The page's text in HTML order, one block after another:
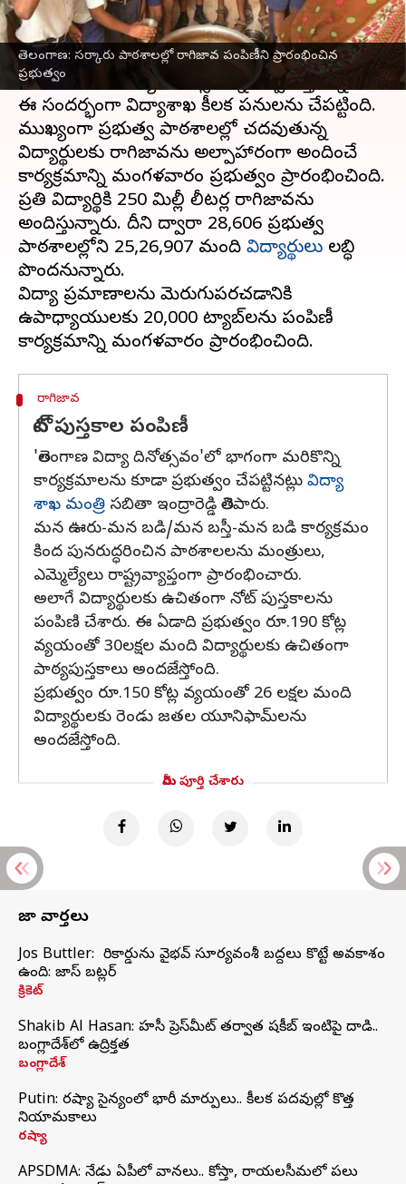
తెలంగాణ: సర్కారు పాఠశాలల్లో రాగి‌జావ పంపిణీని ప్రారంభించిన
ప్రభుత్వం
ఈ వార్తాకథనం ఏంటి
తెలంగాణ ఆవిర్భావ దశాబ్ది ఉత్సవాల్లో భాగంగా
మంగళవారం విద్యా దినోత్సవాన్ని నిర్వహిస్తున్నారు.
ఈ సందర్భంగా విద్యాశాఖ కీలక పనులను చేపట్టింది.
ముఖ్యంగా ప్రభుత్వ పాఠశాలల్లో చదవుతున్న
విద్యార్థులకు రాగిజావను అల్పాహారంగా అందించే
కార్యక్రమాన్ని మంగళవారం ప్రభుత్వం ప్రారంభించింది.
ప్రతి విద్యార్థికి 250 మిల్లీ లీటర్ల రాగిజావను
అందిస్తున్నారు. దీని ద్వారా 28,606 ప్రభుత్వ
పాఠశాలల్లోని 25,26,907 మంది విద్యార్థులు లబ్ధి
పొందనున్నారు.
విద్యా ప్రమాణాలను మెరుగుపరచడానికి
ఉపాధ్యాయులకు 20,000 ట్యాబ్‌లను పంపిణీ
రాగిజావ
నోట్ పుస్తకాల పంపిణీ
'తెలంగాణ విద్యా దినోత్సవం'లో భాగంగా మరికొన్ని
కార్యక్రమాలను కూడా ప్రభుత్వం చేపట్టినట్లు విద్యా
శాఖ మంత్రి సబితా ఇంద్రారెడ్డి తెలిపారు.
మన ఊరు-మన బడి/మన బస్తీ-మన బడి కార్యక్రమం
కింద పునరుద్ధరించిన పాఠశాలలను మంత్రులు,
ఎమ్మెల్యేలు రాష్ట్రవ్యాప్తంగా ప్రారంభించారు.
అలాగే విద్యార్థులకు ఉచితంగా నోట్ పుస్తకాలను
పంపిణి చేశారు. ఈ ఏడాది ప్రభుత్వం రూ.190 కోట్ల
వ్యయంతో 30లక్షల మంది విద్యార్థులకు ఉచితంగా
పాఠ్యపుస్తకాలు అందజేస్తోంది.
ప్రభుత్వం రూ.150 కోట్ల వ్యయంతో 26 లక్షల మంది
విద్యార్థులకు రెండు జతల యూనిఫామ్‌లను
అందజేస్తోంది.
మీరు పూర్తి చేశారు
తాజా వార్తలు
Jos Buttler: నా రికార్డును వైభవ్ సూర్యవంశీ బద్దలు కొట్టే అవకాశం
ఉంది: జాస్ బట్లర్
క్రికెట్
Shakib Al Hasan: హసీనా ప్రెస్‌మీట్‌ తర్వాత షకీబ్‌ ఇంటిపై దాడి..
బంగ్లాదేశ్‌లో ఉద్రిక్తత
బంగ్లాదేశ్
Putin: రష్యా సైన్యంలో భారీ మార్పులు.. కీలక పదవుల్లో కొత్త
నియామకాలు
రష్యా
APSDMA: నేడు ఏపీలో వానలు.. కోస్తా, రాయలసీమలో పలు